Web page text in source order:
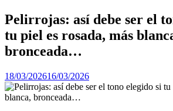
Pelirrojas: así debe ser el
tu piel es rosada, más
bronceada…
18/03/202616/03/2026